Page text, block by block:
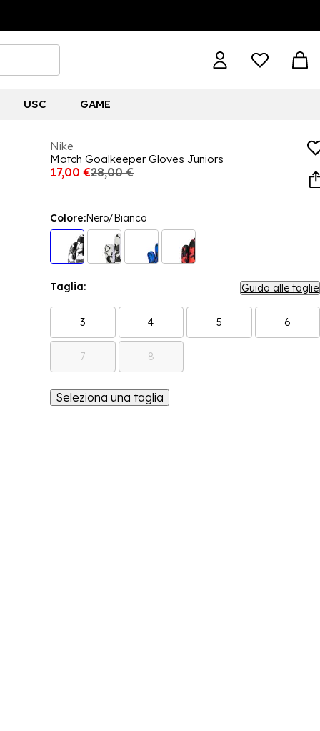
USC GAME
Nike
Match Goalkeeper Gloves Juniors
17,00 €28,00 €
Colore:Nero/Bianco
Taglia: Guida alle taglie
3 4 5 6
7 8
Seleziona una taglia